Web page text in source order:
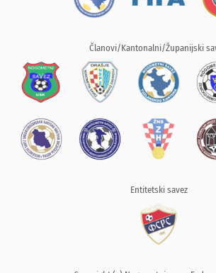
Članovi/Kantonalni/Županijski
Entitetski savez